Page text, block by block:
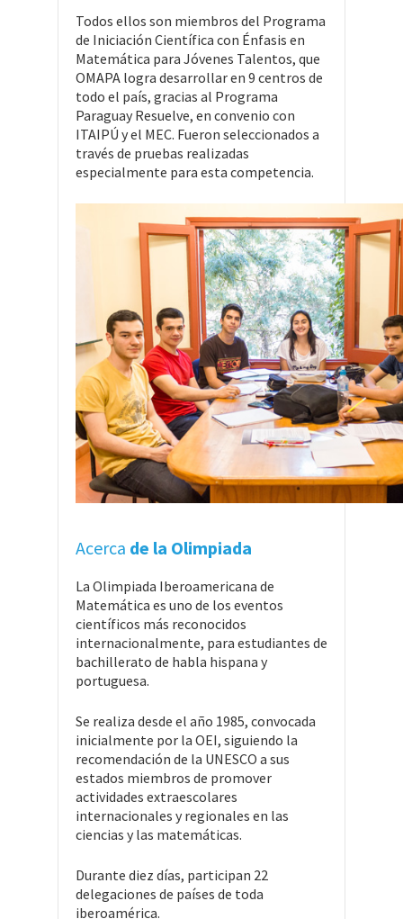
Todos ellos son miembros del Programa
de Iniciación Científica con Énfasis en
Matemática para Jóvenes Talentos, que
OMAPA logra desarrollar en 9 centros de
todo el país, gracias al Programa
Paraguay Resuelve, en convenio con
ITAIPÚ y el MEC. Fueron seleccionados a
través de pruebas realizadas
especialmente para esta competencia.
Acerca de la Olimpiada
La Olimpiada Iberoamericana de
Matemática es uno de los eventos
científicos más reconocidos
internacionalmente, para estudiantes de
bachillerato de habla hispana y
portuguesa.
Se realiza desde el año 1985, convocada
inicialmente por la OEI, siguiendo la
recomendación de la UNESCO a sus
estados miembros de promover
actividades extraescolares
internacionales y regionales en las
ciencias y las matemáticas.
Durante diez días, participan 22
delegaciones de países de toda
iberoamérica.